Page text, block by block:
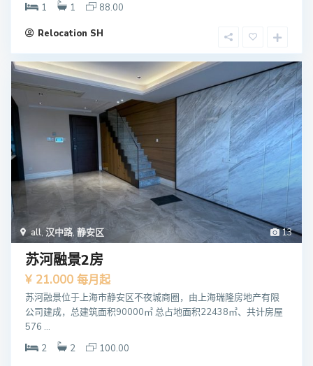
1
1 88.00
Relocation SH
13
all, 汉中路, 静安区
苏河融景2房
¥ 21.000 每月起
苏河融景位于上海市静安区不夜城商圈，由上海瑞隆房地产有限
公司建成，总建筑面积90000㎡ 总占地面积22438㎡、共计房屋
576 ...
2
2 100.00